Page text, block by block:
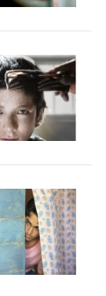
S
e
a
r
c
o
r
: